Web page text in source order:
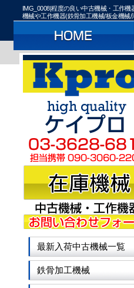
IMG_0008|程度の良い中古機械・工作
機械や工作機器(鉄骨加工機械/板金機械
最新入荷中古機械一覧
鉄骨加工機械